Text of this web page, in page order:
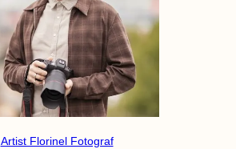
Artist Florinel Fotograf